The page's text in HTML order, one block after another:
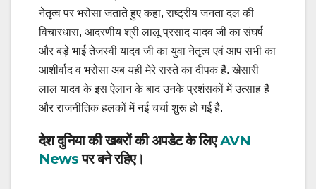
नेतृत्व पर भरोसा जताते हुए कहा, राष्ट्रीय जनता दल की
विचारधारा, आदरणीय श्री लालू प्रसाद यादव जी का संघर्ष
और बड़े भाई तेजस्वी यादव जी का युवा नेतृत्व एवं आप सभी का
आशीर्वाद व भरोसा अब यही मेरे रास्ते का दीपक हैं. खेसारी
लाल यादव के इस ऐलान के बाद उनके प्रशंसकों में उत्साह है
और राजनीतिक हलकों में नई चर्चा शुरू हो गई है.
देश दुनिया की खबरों की अपडेट के लिएAVN
Newsपर बने रहिए।